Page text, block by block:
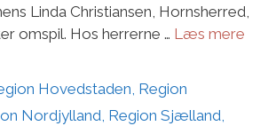
Linda Christiansen, Hornsherred,
omspil. Hos herrerne … Læs mere
Hovedstaden, Region
Nordjylland, Region Sjælland,